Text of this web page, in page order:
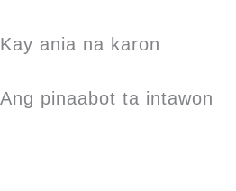
Kay ania na karon
Ang pinaabot ta intawon